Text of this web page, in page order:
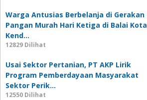
Warga Antusias Berbelanja di Gerakan
Pangan Murah Hari Ketiga di Balai Kota
Kend…
12829 Dilihat
Usai Sektor Pertanian, PT AKP Lirik
Program Pemberdayaan Masyarakat
Sektor Perik…
12550 Dilihat